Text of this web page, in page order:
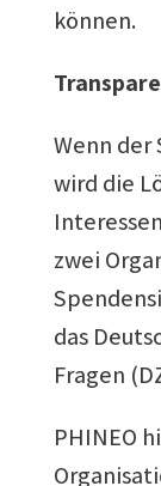
können.
Wenn
wird die
zwei
das
Fragen
PHINEO